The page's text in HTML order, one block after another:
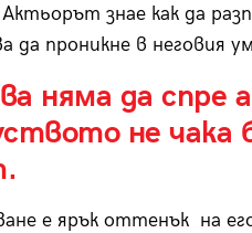
знае как да
да проникне в неговия
няма да спре
не чака
е ярък оттенък на